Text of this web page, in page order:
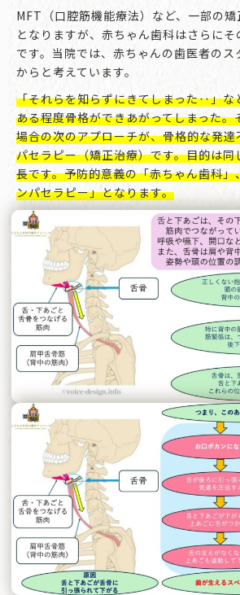
MFT（口腔筋機能療法）など、一部の
となりますが、赤ちゃん歯科はさらにそ
です。当院では、赤ちゃんの歯医者のス
からと考えています。
「それらを知らずにきてしまった‥」な
ある程度骨格ができあがってしまった。
場合の次のアプローチが、骨格的な発
パセラピー（矯正治療）です。目的は
長です。予防的意義の「赤ちゃん歯科
ンパセラピー」となります。